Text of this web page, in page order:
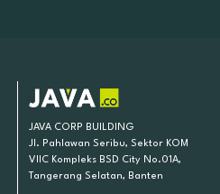
JAVA CORP BUILDING
Jl. Pahlawan Seribu, Sektor KOM
VIIC Kompleks BSD City No.01A,
Tangerang Selatan, Banten